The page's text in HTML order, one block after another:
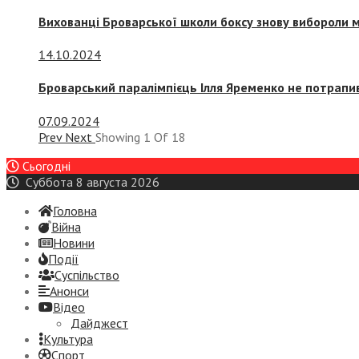
Вихованці Броварської школи боксу знову вибороли
14.10.2024
Броварський паралімпієць Ілля Яременко не
07.09.2024
Prev Next Showing 1 Of 18
Сьогодні
Суббота 8 августа 2026
Головна
Війна
Новини
Події
Суспiльство
Анонси
Відео
Дайджест
Культура
Спорт